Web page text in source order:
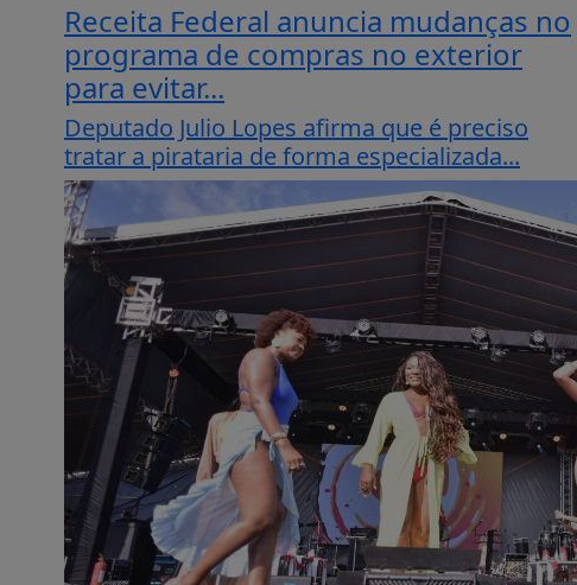
Receita Federal anuncia mudanças no
programa de compras no exterior
para evitar...
Deputado Julio Lopes afirma que é preciso
tratar a pirataria de forma especializada...